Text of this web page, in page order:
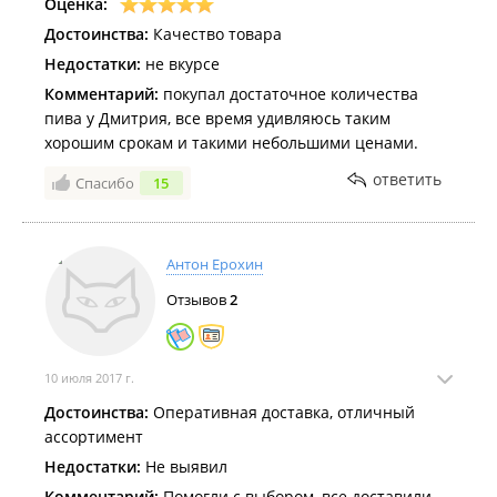
шмель, АПА, ВП ИПА, Порт артур, Бланж де мазай,
Неправильный мед, 5 Океан).
Безалкогольное пиво:
Германия (Bakalar, Erdinger, Krombacher, Maisels
Weisse, Clausthaler);
Чехия (Budwaiser);
Россия (Трехгорное).
Великобритания (Harrogate);
Испания (Acqua Panna);
Италия (San Benedetto, Acqua Natia, Ferrarelle);
Германия (Gerolsteiner, Selters);
Россия (Ливония).
Сидры:
Франция (Loic Raison, Экюсон);
Великобритания (Инглиш);
Ирландия (Magner's);
Россия (5 Океан).
Достоинства: Качество товара
Недостатки: не вкурсе
Комментарий: покупал достаточное количества
пива у Дмитрия, все время удивляюсь таким
хорошим срокам и такими небольшими ценами.
Спасибо 15 ответить
Антон Ерохин
Отзывов2
10 июля 2017 г.
Достоинства: Оперативная доставка, отличный
ассортимент
Недостатки: Не выявил